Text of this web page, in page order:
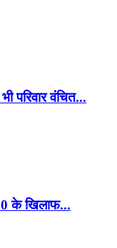
परिवार वंचित...
के खिलाफ...